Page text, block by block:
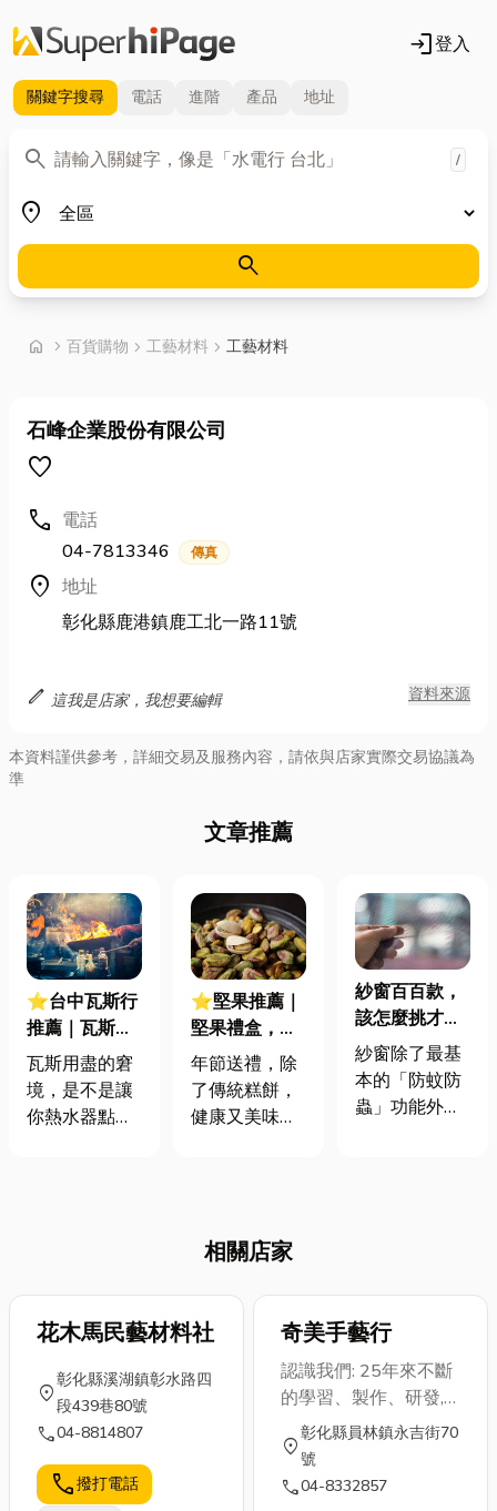
login登入
關鍵字搜尋 電話 進階 產品 地址
search
關鍵字 /
place
地區
search
home chevron_right 首頁
百貨購物 chevron_right 工藝材料 chevron_right 工藝材料
石峰企業股份有限公司
favorite
call 電話
04-7813346
傳真
location_on 地址
彰化縣鹿港鎮鹿工北一路11號
edit 這我是店家，我想要編輯 資料來源
本資料謹供參考，詳細交易及服務內容，請依與店家實際交易協議為
準
文章推薦
⭐台中瓦斯行
推薦｜瓦斯用
罄別慌！掌握
挑選訣竅，瓦
斯安全又快速
瓦斯用盡的窘
境，是不是讓
你熱水器點不
門！面對滿街
的瓦斯行，你
惱該選哪家才
安全、迅速，
而且價格又公
道呢？別急！
無論你是需要
⭐堅果推薦｜
堅果禮盒，年
節送禮新選
擇，這些好處
你一定要知
年節送禮，除
了傳統糕餅，
健康又美味的
嗎?你知道吃堅
嗎?今天小編就
來分享堅果推
薦，分享一下
堅果有哪些種
類和好處，文
末也會分享推
紗窗百百款，
該怎麼挑才
好？紗窗材質
特色全整理！
紗窗除了最基
本的「防蚊防
蟲」功能外，
如：通風透
氣、遮擋紫外
線、防塵防
霾、安全防護
等等。在挑選
新紗窗的時
家中的需求來
相關店家
花木馬民藝材料社
location_on
彰化縣溪湖鎮彰水路四
段439巷80號
call04-8814807
call撥打電話
奇美手藝行
認識我們: 25年來不斷
的學習、製作、研發,
舉凡流行的手藝創作與
DIY製作,例如:絲襪花系
列、中國結系列、彩虹
location_on
彰化縣員林鎮永吉街70
號
call04-8332857